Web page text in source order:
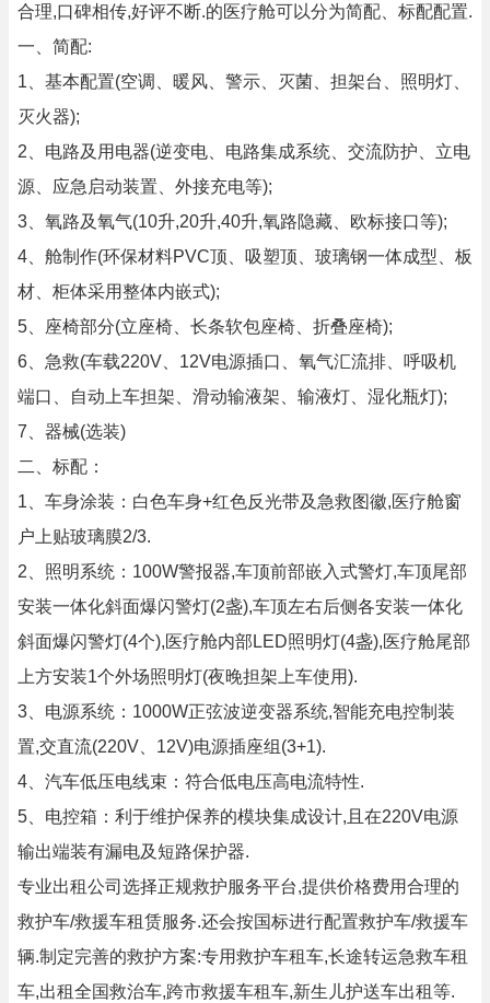
合理,口碑相传,好评不断.的医疗舱可以分为简配、标配配置.
一、简配:
1、基本配置(空调、暖风、警示、灭菌、担架台、照明灯、
灭火器);
2、电路及用电器(逆变电、电路集成系统、交流防护、立电
源、应急启动装置、外接充电等);
3、氧路及氧气(10升,20升,40升,氧路隐藏、欧标接口等);
4、舱制作(环保材料PVC顶、吸塑顶、玻璃钢一体成型、板
材、柜体采用整体内嵌式);
5、座椅部分(立座椅、长条软包座椅、折叠座椅);
6、急救(车载220V、12V电源插口、氧气汇流排、呼吸机
端口、自动上车担架、滑动输液架、输液灯、湿化瓶灯);
7、器械(选装)
二、标配：
1、车身涂装：白色车身+红色反光带及急救图徽,医疗舱窗
户上贴玻璃膜2/3.
2、照明系统：100W警报器,车顶前部嵌入式警灯,车顶尾部
安装一体化斜面爆闪警灯(2盏),车顶左右后侧各安装一体化
斜面爆闪警灯(4个),医疗舱内部LED照明灯(4盏),医疗舱尾部
上方安装1个外场照明灯(夜晚担架上车使用).
3、电源系统：1000W正弦波逆变器系统,智能充电控制装
置,交直流(220V、12V)电源插座组(3+1).
4、汽车低压电线束：符合低电压高电流特性.
5、电控箱：利于维护保养的模块集成设计,且在220V电源
输出端装有漏电及短路保护器.
专业出租公司选择正规救护服务平台,提供价格费用合理的
救护车/救援车租赁服务.还会按国标进行配置救护车/救援车
辆.制定完善的救护方案:专用救护车租车,长途转运急救车租
车,出租全国救治车,跨市救援车租车,新生儿护送车出租等.